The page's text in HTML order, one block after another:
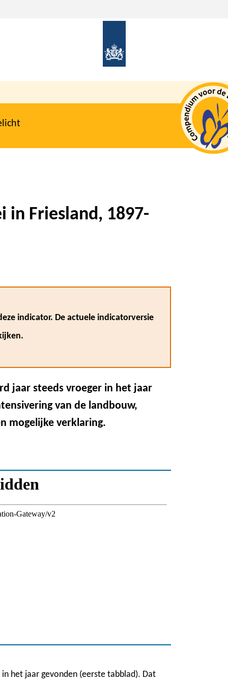
in Friesland, 1897-
indicator. De actuele indicatorversie
jaar steeds vroeger in het jaar
van de landbouw,
mogelijke verklaring.
het jaar gevonden (eerste tabblad). Dat